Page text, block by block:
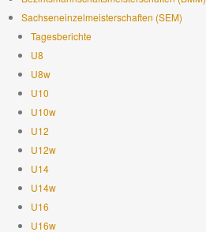
Sachseneinzelmeisterschaften (SEM)
Tagesberichte
U8
U8w
U10
U10w
U12
U12w
U14
U14w
U16
U16w